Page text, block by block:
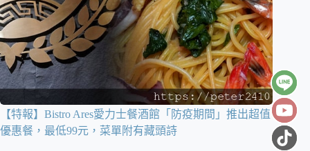
【特報】Bistro Ares愛力士餐酒館「防疫期間」推出超值
優惠餐，最低99元，菜單附有藏頭詩